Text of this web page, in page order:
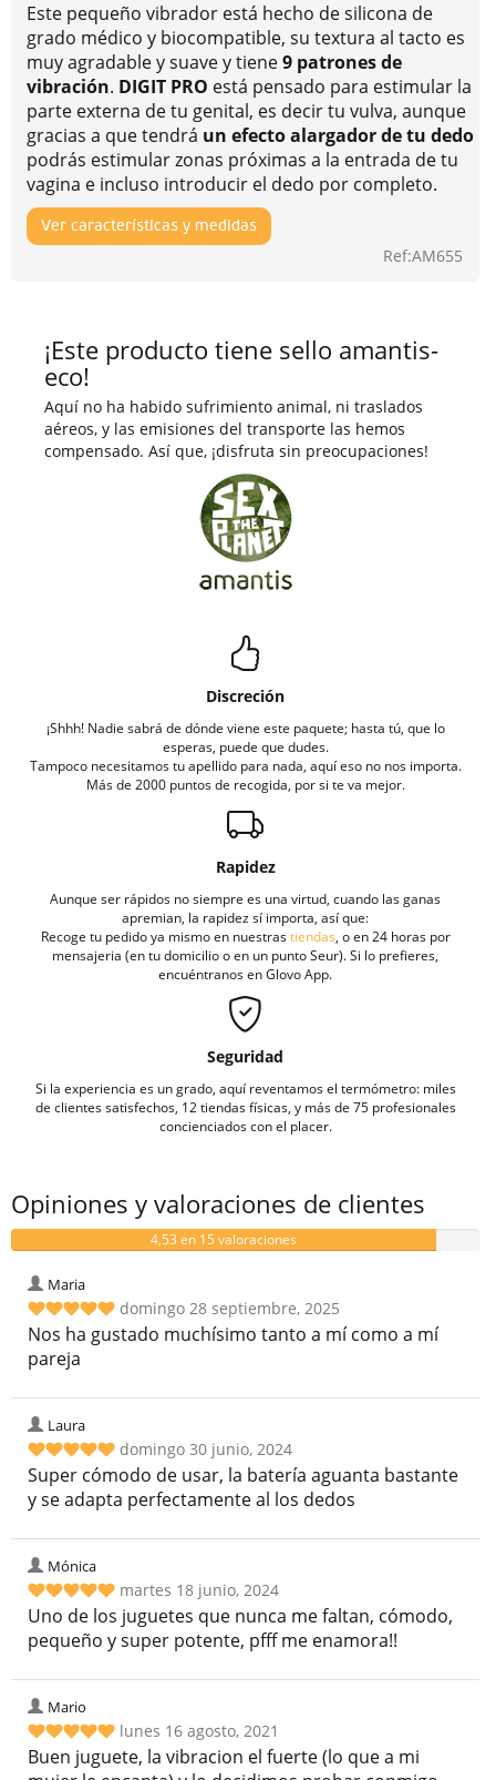
Este pequeño vibrador está hecho de silicona de
grado médico y biocompatible, su textura al tacto es
muy agradable y suave y tiene9 patrones de
vibración. DIGIT PRO está pensado para estimular la
parte externa de tu genital, es decir tu vulva, aunque
gracias a que tendrá un efecto alargador de tu dedo
podrás estimular zonas próximas a la entrada de tu
vagina e incluso introducir el dedo por completo.
Ver características y medidas
Ref:AM655
¡Este producto tiene sello amantis-
eco!
Aquí no ha habido sufrimiento animal, ni traslados
aéreos, y las emisiones del transporte las hemos
compensado. Así que, ¡disfruta sin preocupaciones!
Discreción
¡Shhh! Nadie sabrá de dónde viene este paquete; hasta tú, que lo
esperas, puede que dudes.
Tampoco necesitamos tu apellido para nada, aquí eso no nos importa.
Más de 2000 puntos de recogida, por si te va mejor.
Rapidez
Aunque ser rápidos no siempre es una virtud, cuando las ganas
apremian, la rapidez sí importa, así que:
Recoge tu pedido ya mismo en nuestrastiendas, o en 24 horas por
mensajeria (en tu domicilio o en un punto Seur). Si lo prefieres,
encuéntranos en Glovo App.
Seguridad
Si la experiencia es un grado, aquí reventamos el termómetro: miles
de clientes satisfechos, 12 tiendas físicas, y más de 75 profesionales
concienciados con el placer.
Opiniones y valoraciones de clientes
4,53 en 15 valoraciones
Maria
domingo 28 septiembre, 2025
Nos ha gustado muchísimo tanto a mí como a mí
pareja
Laura
domingo 30 junio, 2024
Super cómodo de usar, la batería aguanta bastante
y se adapta perfectamente al los dedos
Mónica
martes 18 junio, 2024
Uno de los juguetes que nunca me faltan, cómodo,
pequeño y super potente, pfff me enamora!!
Mario
lunes 16 agosto, 2021
Buen juguete, la vibracion el fuerte (lo que a mi